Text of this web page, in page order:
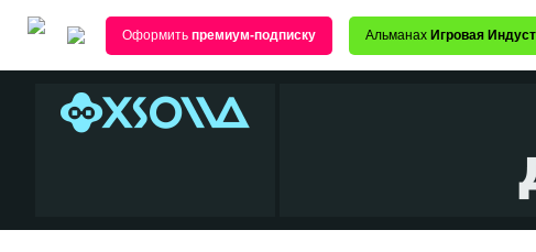
Оформить премиум-подписку Альманах Игровая